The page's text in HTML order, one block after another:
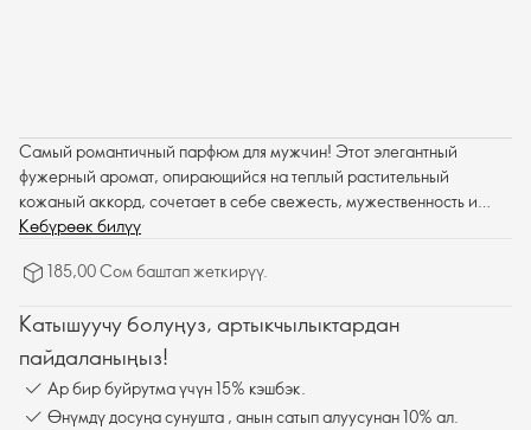
Самый романтичный парфюм для мужчин! Этот элегантный
фужерный аромат, опирающийся на теплый растительный
кожаный аккорд, сочетает в себе свежесть, мужественность и
теплую чувственность.
Көбүрөөк билүү
185,00 Сом баштап жеткирүү.
Катышуучу болуңуз, артыкчылыктардан
пайдаланыңыз!
Ар бир буйрутма үчүн 15% кэшбэк.
Өнүмдү досуңа сунушта , анын сатып алуусунан 10% ал.